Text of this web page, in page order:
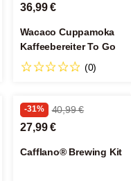
36,99 €
Wacaco Cuppamoka
Kaffeebereiter To Go
(0)
-31% 40,99 €
27,99 €
Cafflano® Brewing Kit